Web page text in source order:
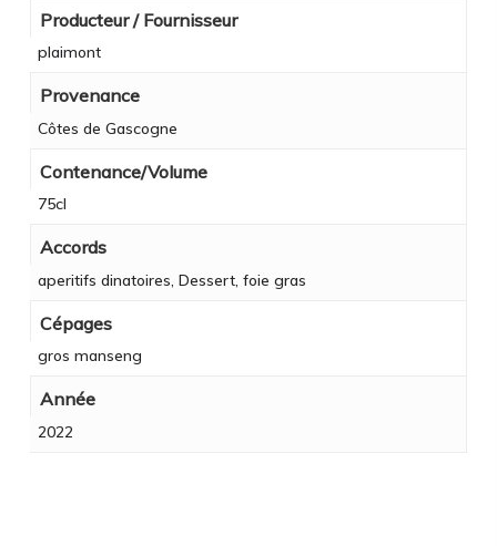
Producteur / Fournisseur
plaimont
Provenance
Côtes de Gascogne
Contenance/Volume
75cl
Accords
aperitifs dinatoires, Dessert, foie gras
Cépages
gros manseng
Année
2022